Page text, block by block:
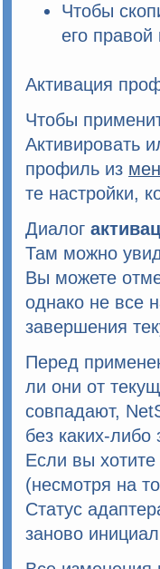
Чтобы
его
Активация
Чтобы
Активировать
профиль из
те настройки,
Диалог
Там можно
Вы можете
однако не все
завершения
Перед
ли они от
совпадают,
без каких-
Если вы
(несмотря на
Статус
заново